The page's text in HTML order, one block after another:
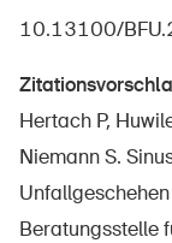
10.13100/
Hertach P,
Niemann S.
Beratungsstelle